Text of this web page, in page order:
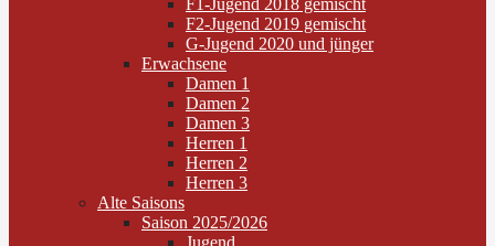
F1-Jugend 2018 gemischt
F2-Jugend 2019 gemischt
G-Jugend 2020 und jünger
Erwachsene
Damen 1
Damen 2
Damen 3
Herren 1
Herren 2
Herren 3
Alte Saisons
Saison 2025/2026
Jugend